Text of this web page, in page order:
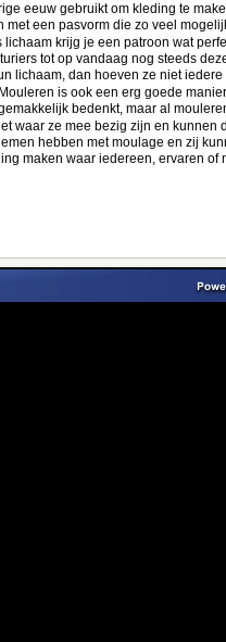
eeuw gebruikt om kleding te
een pasvorm die zo veel
krijg je een patroon wat
tot op vandaag nog steeds
lichaam, dan hoeven ze niet iedere
is ook een erg goede
bedenkt, maar al
waar ze mee bezig zijn en kunnen
hebben met moulage en zij
maken waar iedereen, ervaren of